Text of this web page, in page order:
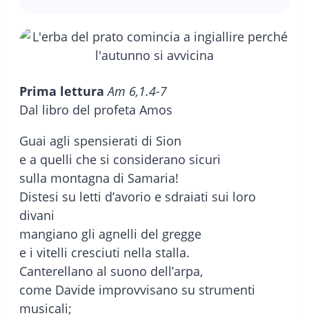
Prima letturaAm 6,1.4-7
Dal libro del profeta Amos
Guai agli spensierati di Sion
e a quelli che si considerano sicuri
sulla montagna di Samaria!
Distesi su letti d’avorio e sdraiati sui loro
divani
mangiano gli agnelli del gregge
e i vitelli cresciuti nella stalla.
Canterellano al suono dell’arpa,
come Davide improvvisano su strumenti
musicali;